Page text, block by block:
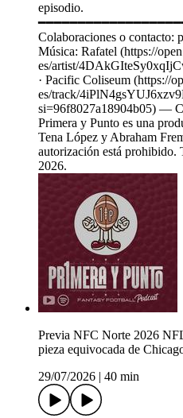
episodio.
Colaboraciones o contacto:
Música: Rafatel (https://
es/artist/
· Pacific Coliseum (https://
es/track/
si=96f8027a18904b05) —
Primera y Punto es una
Tena López y Abraham
autorización está prohibido.
2026.
Previa NFC Norte 2026
pieza equivocada de
29/07/2026
40 min